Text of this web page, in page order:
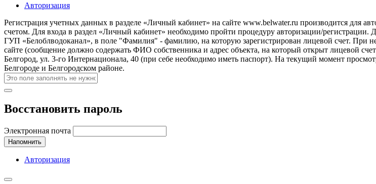
Авторизация
Регистрация учетных данных в разделе «Личный кабинет» на сайте www.belwater.ru производится для
счетом. Для входа в раздел «Личный кабинет» необходимо пройти процедуру авторизации/
ГУП «Белоблводоканал», в поле "Фамилия" - фамилию, на которую зарегистрирован лицевой счет. При
сайте (сообщение должно содержать ФИО собственника и адрес объекта, на который открыт лицевой
Белгород, ул. 3-го Интернационала, 40 (при себе необходимо иметь паспорт). На текущий момент
Белгороде и Белгородском районе.
Восстановить пароль
Электронная почта
Напомнить
Авторизация